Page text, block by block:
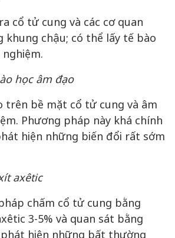
cổ tử cung và các cơ quan
khung chậu; có thể lấy tế bào
học âm đạo
trên bề mặt cổ tử cung và âm
Phương pháp này khá chính
hiện những biến đổi rất sớm
axêtic
chấm cổ tử cung bằng
3-5% và quan sát bằng
hiện những bất thường